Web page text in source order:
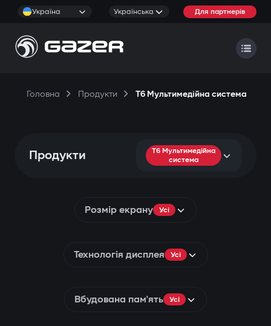
Україна Українська Для партнерів
Головна Продукти T6 Мультимедійна система
Продукти
T6 Мультимедійна
система
Розмір екрану Усі
Технологія дисплея Усі
Вбудована пам'ять Усі